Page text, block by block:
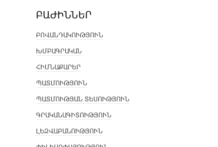
ԲԱԺԻՆՆԵՐ
ԲՈՎԱՆԴԱԿՈՒԹՅՈՒՆ
ԽՄԲԱԳՐԱԿԱՆ
ՀԻՄՆԱՔԱՐԵՐ
ՊԱՏՄՈՒԹՅՈՒՆ
ՊԱՏՄՈՒԹՅԱՆ ՏԵՍՈՒԹՅՈՒՆ
ԳՐԱԿԱՆԱԳԻՏՈՒԹՅՈՒՆ
ԼԵԶՎԱԲԱՆՈՒԹՅՈՒՆ